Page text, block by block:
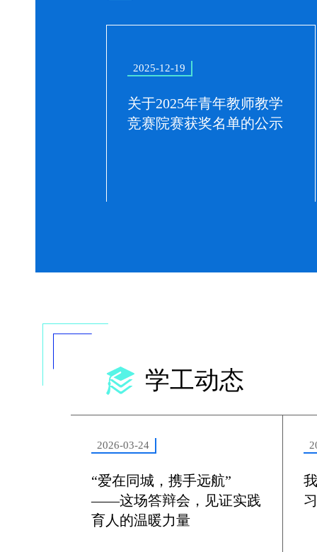
2025-12-19
关于2025年青年教师教学
竞赛院赛获奖名单的公示
学工动态
2026-03-24
“爱在同城，携手远航”
——这场答辩会，见证实践
育人的温暖力量